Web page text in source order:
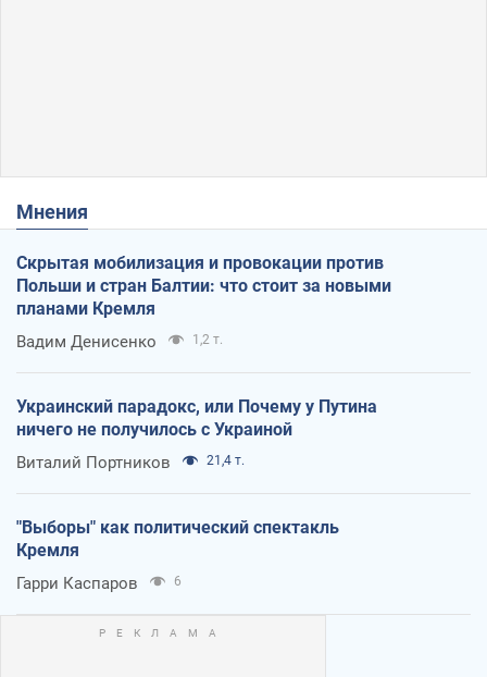
Мнения
Скрытая мобилизация и провокации против
Польши и стран Балтии: что стоит за новыми
планами Кремля
Вадим Денисенко 1,2 т.
Украинский парадокс, или Почему у Путина
ничего не получилось с Украиной
Виталий Портников 21,4 т.
"Выборы" как политический спектакль
Кремля
Гарри Каспаров 6